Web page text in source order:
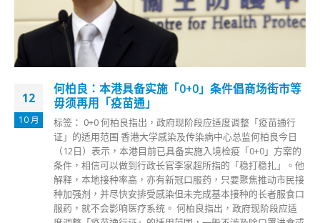
12
10 月
何柏良：本港具备实施「0+0」条件倡商场街市等
毋须再用「疫苗通」
标签： 0+0 何柏良指出，政府现阶段应适度调整「疫苗通行
证」的适用范围 香港大学感染及传染病中心总监何柏良今日
（12日）表示，本港目前已具备实施入境检疫「0+0」方案的
条件，相信可以做到行政长官李家超所指的「稳打稳扎」。他
解释，本地接种率高，亦有新冠口服药，只要聚焦推动市民接
种加强剂，并尽快安排受感染但未完成基本接种的长者服食口
服药，就不会影响医疗系统。 何柏良指出，政府现阶段应适